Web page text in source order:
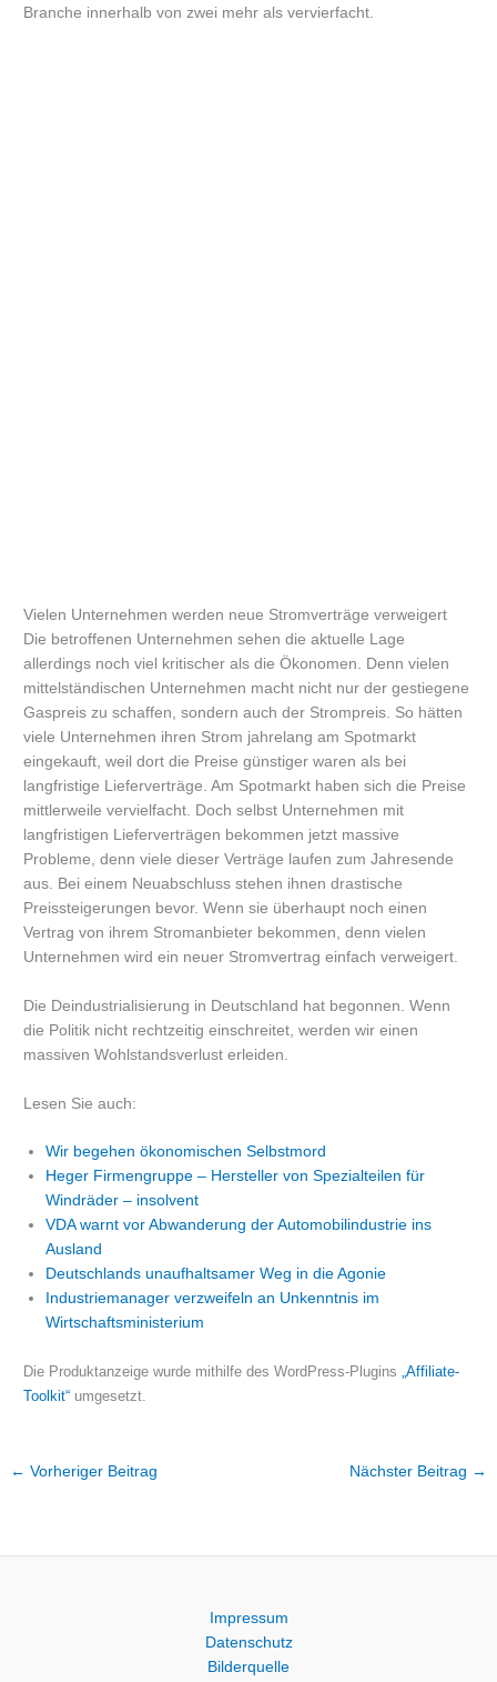
Branche innerhalb von zwei mehr als vervierfacht.
Vielen Unternehmen werden neue Stromverträge verweigert
Die betroffenen Unternehmen sehen die aktuelle Lage
allerdings noch viel kritischer als die Ökonomen. Denn vielen
mittelständischen Unternehmen macht nicht nur der gestiegene
Gaspreis zu schaffen, sondern auch der Strompreis. So hätten
viele Unternehmen ihren Strom jahrelang am Spotmarkt
eingekauft, weil dort die Preise günstiger waren als bei
langfristige Lieferverträge. Am Spotmarkt haben sich die Preise
mittlerweile vervielfacht. Doch selbst Unternehmen mit
langfristigen Lieferverträgen bekommen jetzt massive
Probleme, denn viele dieser Verträge laufen zum Jahresende
aus. Bei einem Neuabschluss stehen ihnen drastische
Preissteigerungen bevor. Wenn sie überhaupt noch einen
Vertrag von ihrem Stromanbieter bekommen, denn vielen
Unternehmen wird ein neuer Stromvertrag einfach verweigert.
Die Deindustrialisierung in Deutschland hat begonnen. Wenn
die Politik nicht rechtzeitig einschreitet, werden wir einen
massiven Wohlstandsverlust erleiden.
Lesen Sie auch:
Wir begehen ökonomischen Selbstmord
Heger Firmengruppe – Hersteller von Spezialteilen für
Windräder – insolvent
VDA warnt vor Abwanderung der Automobilindustrie ins
Ausland
Deutschlands unaufhaltsamer Weg in die Agonie
Industriemanager verzweifeln an Unkenntnis im
Wirtschaftsministerium
Die Produktanzeige wurde mithilfe des WordPress-Plugins„Affiliate-
Toolkit“ umgesetzt.
← Vorheriger Beitrag Nächster Beitrag →
Impressum
Datenschutz
Bilderquelle